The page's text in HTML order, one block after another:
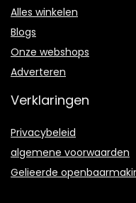
Alles winkelen
Blogs
Onze webshops
Adverteren
Verklaringen
Privacybeleid
algemene voorwaarden
Gelieerde